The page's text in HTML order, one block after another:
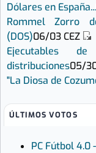
Dólares en España...
Rommel Zorro
(DOS)06/03CEZ
Ejecutables
distribuciones05/
"La Diosa de
ÚLTIMOS VOTOS
PC Fútbol 4.0